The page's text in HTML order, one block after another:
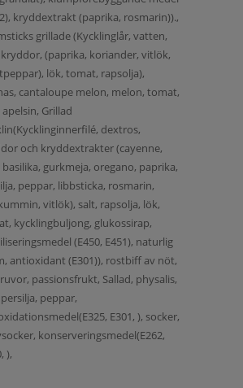
kryddextrakt (paprika, rosmarin)).,
grillade (Kycklinglår, vatten,
kryddor, (paprika, koriander, vitlök,
lök, tomat, rapsolja),
cantaloupe melon, melon, tomat,
apelsin, Grillad
dextros,
och kryddextrakter (cayenne,
basilika, gurkmeja, oregano, paprika,
peppar, libbsticka, rosmarin,
vitlök), salt, rapsolja, lök,
kycklingbuljong, glukossirap,
(E450, E451), naturlig
antioxidant (E301)), rostbiff av nöt,
passionsfrukt, Sallad, physalis,
peppar,
E301, ), socker,
konserveringsmedel(E262,
),